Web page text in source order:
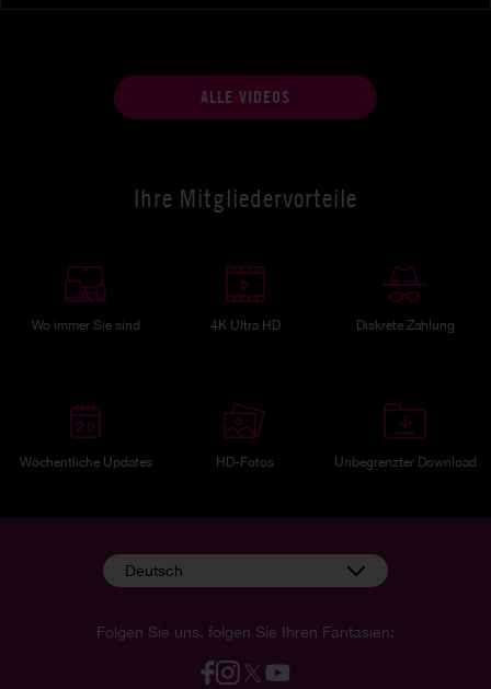
ALLE VIDEOS
Ihre Mitgliedervorteile
Wo immer Sie sind 4K Ultra HD Diskrete Zahlung
Wöchentliche Updates HD-Fotos Unbegrenzter Download
Folgen Sie uns, folgen Sie Ihren Fantasien:
Deutsch